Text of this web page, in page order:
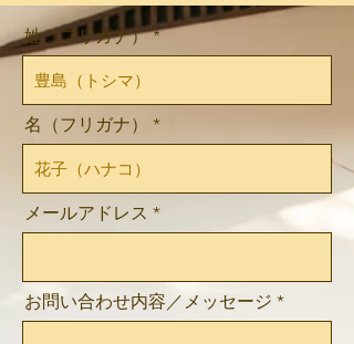
姓（フリガナ）
名（フリガナ）
メールアドレス
お問い合わせ内容／メッセージ